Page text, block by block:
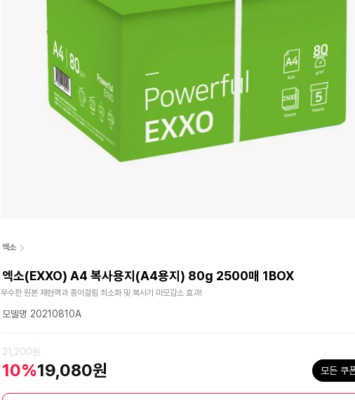
엑소
엑소(EXXO) A4 복사용지(A4용지) 80g 2500매 1BOX
우수한 원본 재현력과 종이걸림 최소화 및 복사기 마모감소 효과!
모델명 20210810A
21,200원
10%19,080원 모든 쿠